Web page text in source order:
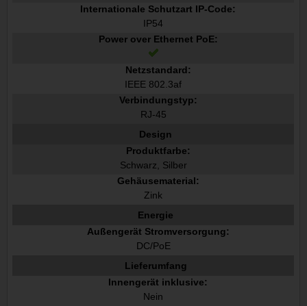
Internationale Schutzart IP-Code:
IP54
Power over Ethernet PoE:
Netzstandard:
IEEE 802.3af
Verbindungstyp:
RJ-45
Design
Produktfarbe:
Schwarz, Silber
Gehäusematerial:
Zink
Energie
Außengerät Stromversorgung:
DC/PoE
Lieferumfang
Innengerät inklusive:
Nein